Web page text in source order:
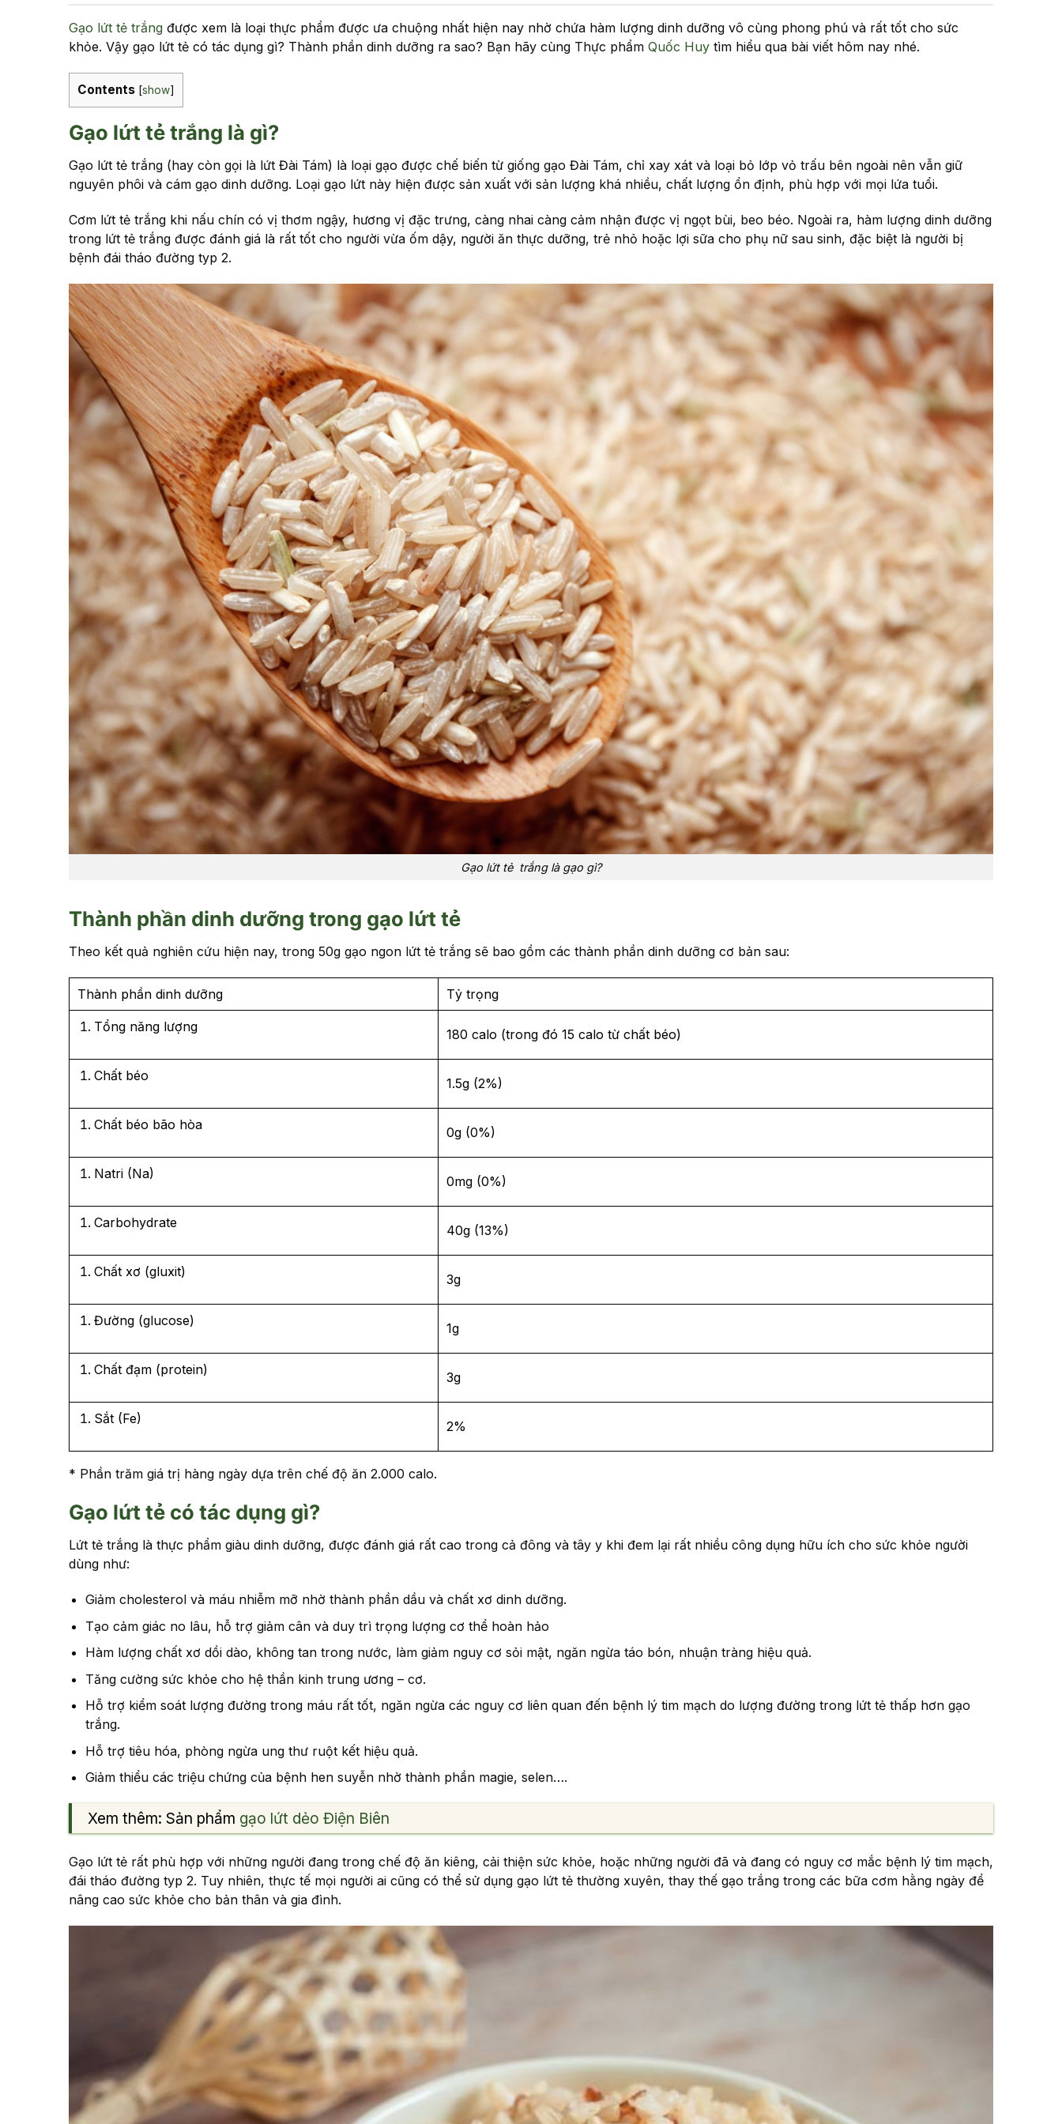
Gạo lứt tẻ trắng được xem là loại thực phẩm được ưa chuộng nhất hiện nay nhờ chứa hàm lượng dinh dưỡng vô cùng phong phú và rất tốt cho sức
khỏe. Vậy gạo lứt tẻ có tác dụng gì? Thành phần dinh dưỡng ra sao? Bạn hãy cùng Thực phẩm Quốc Huy tìm hiểu qua bài viết hôm nay nhé.
Contents [show]
Gạo lứt tẻ trắng là gì?
Gạo lứt tẻ trắng (hay còn gọi là lứt Đài Tám) là loại gạo được chế biến từ giống gạo Đài Tám, chỉ xay xát và loại bỏ lớp vỏ trấu bên ngoài nên vẫn giữ
nguyên phôi và cám gạo dinh dưỡng. Loại gạo lứt này hiện được sản xuất với sản lượng khá nhiều, chất lượng ổn định, phù hợp với mọi lứa tuổi.
Cơm lứt tẻ trắng khi nấu chín có vị thơm ngậy, hương vị đặc trưng, càng nhai càng cảm nhận được vị ngọt bùi, beo béo. Ngoài ra, hàm lượng dinh dưỡng
trong lứt tẻ trắng được đánh giá là rất tốt cho người vừa ốm dậy, người ăn thực dưỡng, trẻ nhỏ hoặc lợi sữa cho phụ nữ sau sinh, đặc biệt là người bị
bệnh đái tháo đường typ 2.
Gạo lứt tẻ trắng là gạo gì?
Thành phần dinh dưỡng trong gạo lứt tẻ
Theo kết quả nghiên cứu hiện nay, trong 50g gạo ngon lứt tẻ trắng sẽ bao gồm các thành phần dinh dưỡng cơ bản sau:
Thành phần dinh dưỡng Tỷ trọng
Tổng năng lượng 180 calo (trong đó 15 calo từ chất béo)
Chất béo 1.5g (2%)
Chất béo bão hòa 0g (0%)
Natri (Na) 0mg (0%)
Carbohydrate 40g (13%)
Chất xơ (gluxit) 3g
Đường (glucose) 1g
Chất đạm (protein) 3g
Sắt (Fe) 2%
* Phần trăm giá trị hàng ngày dựa trên chế độ ăn 2.000 calo.
Gạo lứt tẻ có tác dụng gì?
Lứt tẻ trắng là thực phẩm giàu dinh dưỡng, được đánh giá rất cao trong cả đông và tây y khi đem lại rất nhiều công dụng hữu ích cho sức khỏe người
dùng như:
Giảm cholesterol và máu nhiễm mỡ nhờ thành phần dầu và chất xơ dinh dưỡng.
Tạo cảm giác no lâu, hỗ trợ giảm cân và duy trì trọng lượng cơ thể hoàn hảo
Hàm lượng chất xơ dồi dào, không tan trong nước, làm giảm nguy cơ sỏi mật, ngăn ngừa táo bón, nhuận tràng hiệu quả.
Tăng cường sức khỏe cho hệ thần kinh trung ương – cơ.
Hỗ trợ kiểm soát lượng đường trong máu rất tốt, ngăn ngừa các nguy cơ liên quan đến bệnh lý tim mạch do lượng đường trong lứt tẻ thấp hơn gạo
trắng.
Hỗ trợ tiêu hóa, phòng ngừa ung thư ruột kết hiệu quả.
Giảm thiểu các triệu chứng của bệnh hen suyễn nhờ thành phần magie, selen….
Xem thêm: Sản phẩm gạo lứt dẻo Điện Biên
Gạo lứt tẻ rất phù hợp với những người đang trong chế độ ăn kiêng, cải thiện sức khỏe, hoặc những người đã và đang có nguy cơ mắc bệnh lý tim mạch,
đái tháo đường typ 2. Tuy nhiên, thực tế mọi người ai cũng có thể sử dụng gạo lứt tẻ thường xuyên, thay thế gạo trắng trong các bữa cơm hằng ngày để
nâng cao sức khỏe cho bản thân và gia đình.